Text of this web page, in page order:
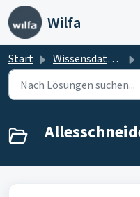
Zum hauptsächlichen
Wilfa
Start Wissensdatenbank